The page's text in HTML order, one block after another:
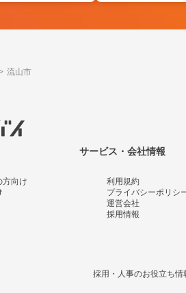
流山市
方向け
サービス・会社情報
利用規約
プライバシーポリシ
運営会社
採用情報
採用・人事のお役立ち情